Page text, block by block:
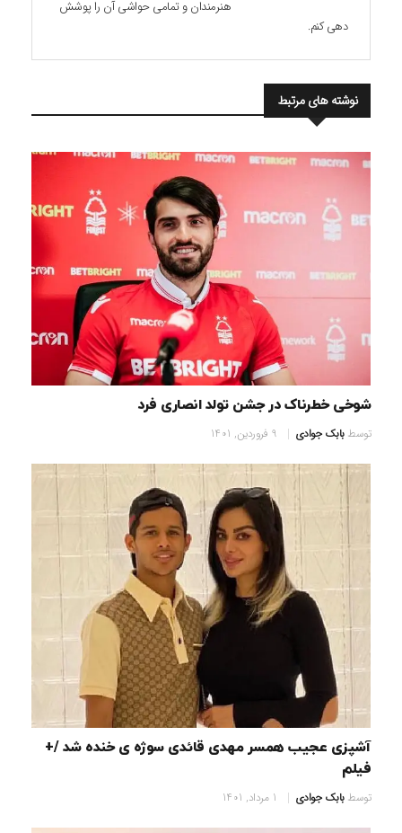
هنرمندان و تمامی حواشی آن را پوشش
دهی کنم.
نوشته های مرتبط
شوخی خطرناک در جشن تولد انصاری فرد
توسطبابک جوادی 9 فروردین, 1401
آشپزی عجیب همسر مهدی قائدی سوژه ی خنده شد /+
فیلم
توسطبابک جوادی 1 مرداد, 1401